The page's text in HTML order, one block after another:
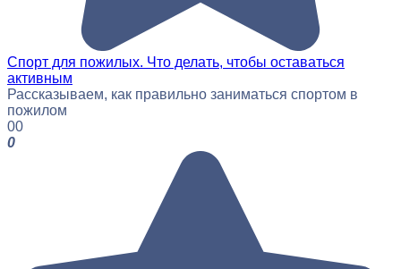
Спорт для пожилых. Что делать, чтобы оставаться
активным
Рассказываем, как правильно заниматься спортом в
пожилом
00
0